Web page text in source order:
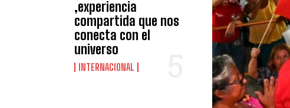
,experiencia
compartida que nos
conecta con el
universo
INTERNACIONAL